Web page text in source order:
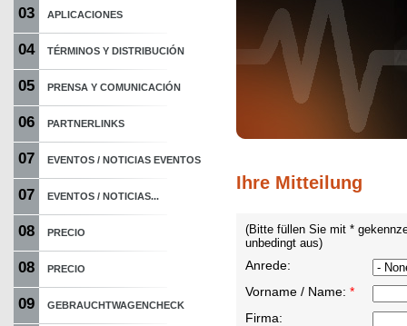
03 APLICACIONES
04 TÉRMINOS Y DISTRIBUCIÓN
05 PRENSA Y COMUNICACIÓN
06 PARTNERLINKS
07 EVENTOS / NOTICIAS EVENTOS
07 EVENTOS / NOTICIAS...
08 PRECIO
08 PRECIO
09 GEBRAUCHTWAGENCHECK
Ihre Mitteilung
(Bitte füllen Sie mit *
unbedingt aus)
Anrede:
Vorname / Name: *
Firma: